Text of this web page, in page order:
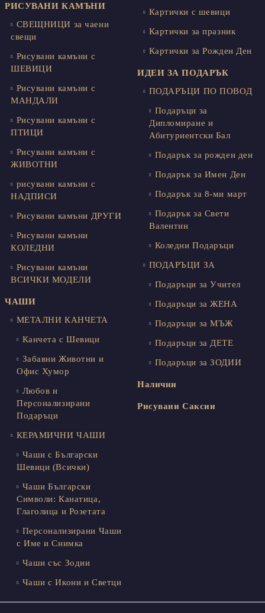
РИСУВАНИ КАМЪНИ
СВЕЩНИЦИ за чаени
свещи
Рисувани камъни с
ШЕВИЦИ
Рисувани камъни с
МАНДАЛИ
Рисувани камъни с
ПТИЦИ
Рисувани камъни с
ЖИВОТНИ
рисувани камъни с
НАДПИСИ
Рисувани камъни ДРУГИ
Рисувани камъни
КОЛЕДНИ
Рисувани камъни
ВСИЧКИ МОДЕЛИ
ЧАШИ
МЕТАЛНИ КАНЧЕТА
Канчета с Шевици
Забавни Животни и
Офис Хумор
Любов и
Персонализирани
Подаръци
КЕРАМИЧНИ ЧАШИ
Чаши с Български
Шевици (Всички)
Чаши Български
Символи: Канатица,
Глаголица и Розетата
Персонализирани Чаши
с Име и Снимка
Чаши със Зодии
Чаши с Икони и Светци
Картички с шевици
Картички за празник
Картички за Рожден Ден
ИДЕИ ЗА ПОДАРЪК
ПОДАРЪЦИ ПО ПОВОД
Подаръци за
Дипломиране и
Абитуриентски Бал
Подарък за рожден ден
Подарък за Имен Ден
Подарък за 8-ми март
Подарък за Свети
Валентин
Коледни Подаръци
ПОДАРЪЦИ ЗА
Подаръци за Учител
Подаръци за ЖЕНА
Подаръци за МЪЖ
Подаръци за ДЕТЕ
Подаръци за ЗОДИИ
Налични
Рисувани Саксии